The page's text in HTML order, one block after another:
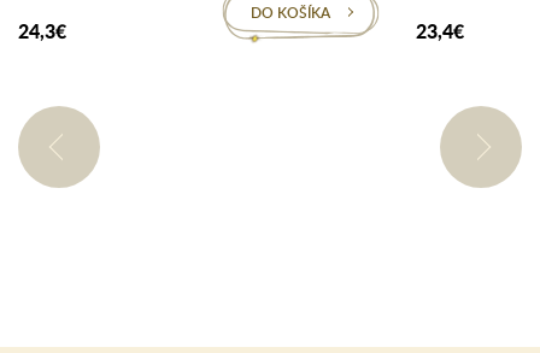
24,3€
DO KOŠÍKA
23,4€